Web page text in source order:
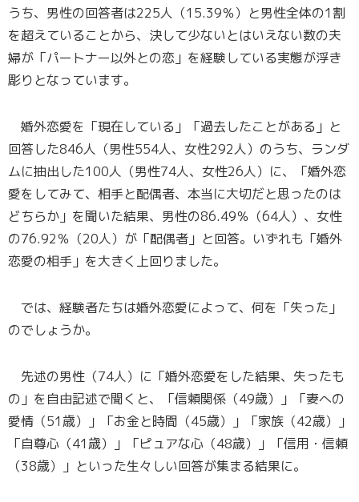
うち、男性の回答者は225人（15.39％）と男性全体の1割
を超えていることから、決して少ないとはいえない数の夫
婦が「パートナー以外との恋」を経験している実態が浮き
彫りとなっています。
婚外恋愛を「現在している」「過去したことがある」と
回答した846人（男性554人、女性292人）のうち、ランダ
ムに抽出した100人（男性74人、女性26人）に、「婚外恋
愛をしてみて、相手と配偶者、本当に大切だと思ったのは
どちらか」を聞いた結果、男性の86.49％（64人）、女性
の76.92％（20人）が「配偶者」と回答。いずれも「婚外
恋愛の相手」を大きく上回りました。
では、経験者たちは婚外恋愛によって、何を「失った」
のでしょうか。
先述の男性（74人）に「婚外恋愛をした結果、失ったも
の」を自由記述で聞くと、「信頼関係（49歳）」「妻への
愛情（51歳）」「お金と時間（45歳）」「家族（42歳）」
「自尊心（41歳）」「ピュアな心（48歳）」「信用・信頼
（38歳）」といった生々しい回答が集まる結果に。